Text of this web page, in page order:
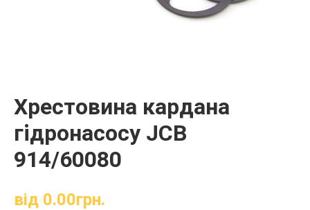
Хрестовина кардана
гідронасосу JCB
914/60080
від 0.00грн.